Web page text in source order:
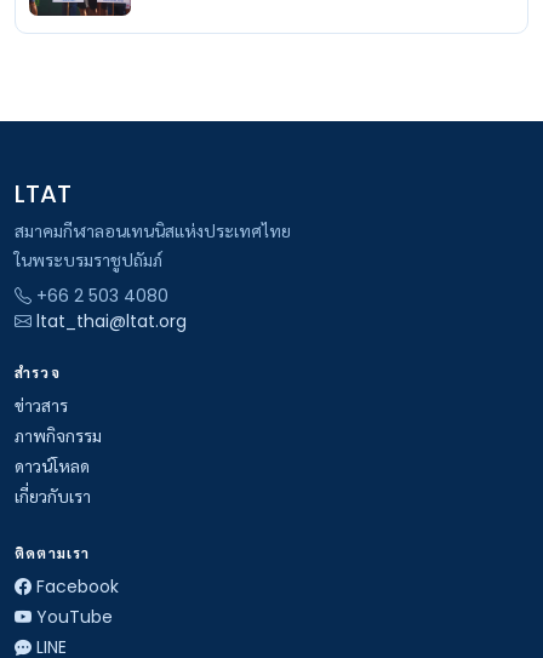
LTAT
สมาคมกีฬาลอนเทนนิสแห่งประเทศไทย
ในพระบรมราชูปถัมภ์
+66 2 503 4080
ltat_thai@ltat.org
สำรวจ
ข่าวสาร
ภาพกิจกรรม
ดาวน์โหลด
เกี่ยวกับเรา
ติดตามเรา
Facebook
YouTube
LINE